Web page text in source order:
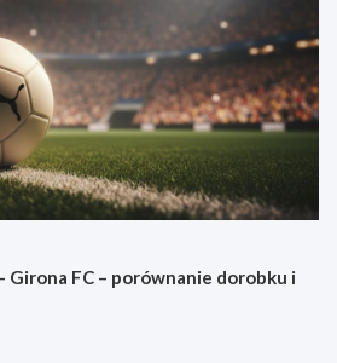
Girona FC – porównanie dorobku i